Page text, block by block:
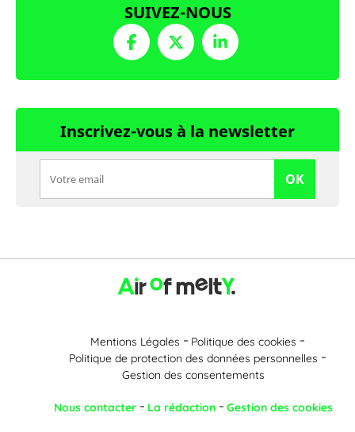
SUIVEZ-NOUS
Inscrivez-vous à la newsletter
OK
Mentions Légales
Politique des cookies
Politique de protection des données personnelles
Gestion des consentements
Nous contacter La rédaction Gestion des cookies